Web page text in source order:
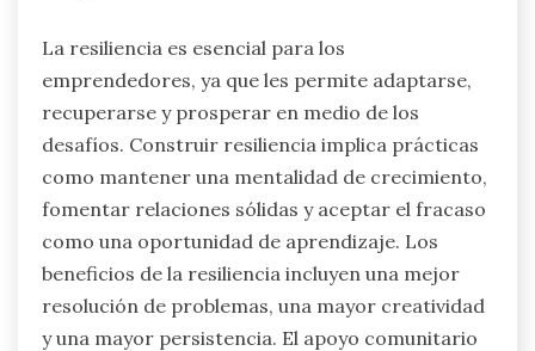
La resiliencia es esencial para los
emprendedores, ya que les permite adaptarse,
recuperarse y prosperar en medio de los
desafíos. Construir resiliencia implica prácticas
como mantener una mentalidad de crecimiento,
fomentar relaciones sólidas y aceptar el fracaso
como una oportunidad de aprendizaje. Los
beneficios de la resiliencia incluyen una mejor
resolución de problemas, una mayor creatividad
y una mayor persistencia. El apoyo comunitario